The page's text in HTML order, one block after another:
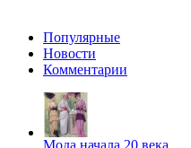
Популярные
Новости
Комментарии